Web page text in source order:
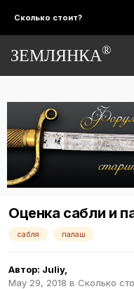
Сколько стоит?
ЗЕМЛЯНКА®
Оценка сабли и
сабля палаш
Автор: Juliy,
May 29, 2018 в Сколько